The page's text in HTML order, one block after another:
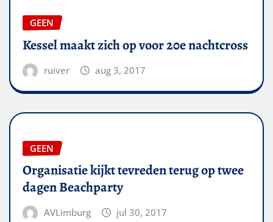
GEEN
Kessel maakt zich op voor 20e nachtcross
ruiver aug 3, 2017
GEEN
Organisatie kijkt tevreden terug op twee
dagen Beachparty
AVLimburg jul 30, 2017